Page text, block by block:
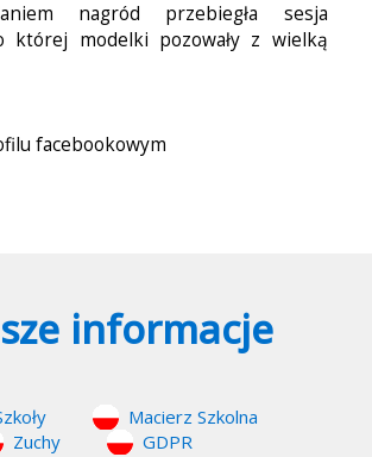
nagród przebiegła sesja
której modelki pozowały z wielką
facebookowym
informacje
Macierz Szkolna
Zuchy
GDPR